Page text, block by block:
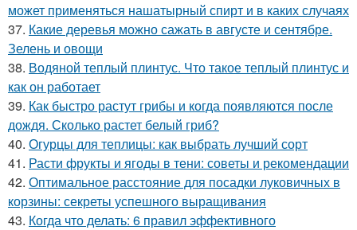
может применяться нашатырный спирт и в каких случаях
37. Какие деревья можно сажать в августе и сентябре.
Зелень и овощи
38. Водяной теплый плинтус. Что такое теплый плинтус и
как он работает
39. Как быстро растут грибы и когда появляются после
дождя. Сколько растет белый гриб?
40. Огурцы для теплицы: как выбрать лучший сорт
41. Расти фрукты и ягоды в тени: советы и рекомендации
42. Оптимальное расстояние для посадки луковичных в
корзины: секреты успешного выращивания
43. Когда что делать: 6 правил эффективного